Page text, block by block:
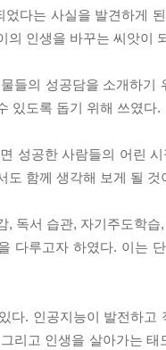
었다는 사실을 발견하게
의 인생을 바꾸는 씨앗이
들의 성공담을 소개하
있도록 돕기 위해 쓰였다.
성공한 사람들의 어린
도 함께 생각해 보게 될 것
, 독서 습관, 자기주도학
다루고자 하였다. 이는
다. 인공지능이 발전하
리고 인생을 살아가는